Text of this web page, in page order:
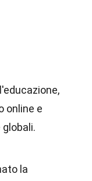
online e
la